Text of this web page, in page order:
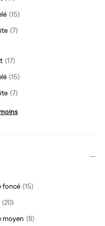
(15)
(7)
(17)
(15)
(7)
foncé (15)
(20)
moyen (8)